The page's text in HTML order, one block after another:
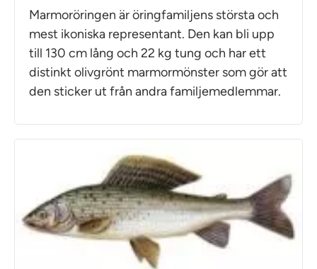
Marmoröringen är öringfamiljens största och
mest ikoniska representant. Den kan bli upp
till 130 cm lång och 22 kg tung och har ett
distinkt olivgrönt marmormönster som gör att
den sticker ut från andra familjemedlemmar.